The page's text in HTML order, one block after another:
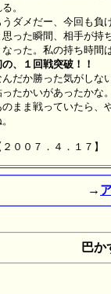
。
うダメだー、今回も負
思った瞬間、相手が持
の、１回戦突破！！
んだか勝った気がしな
ったかいがあったかな。
のまま戦っていたら、
→
巴か